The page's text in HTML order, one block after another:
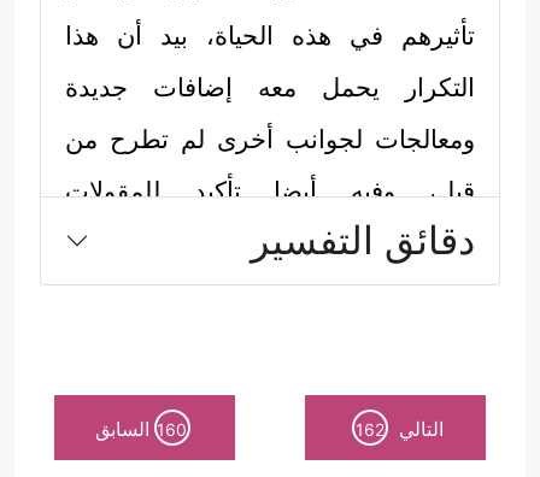
تأثيرهم في هذه الحياة، بيد أن هذا
التكرار يحمل معه إضافات جديدة
ومعالجات لجوانب أخرى لم تطرح من
قبل، وفيه أيضا تأكيد للمقولات
والمقدّمات الجوهرية التي ينبغي
استحضارها في كل مرة، أما المسائل
فهي:
أولًا: تجزئة الإيمان كفر، وهذا هو مدخل
دقائق التفسير
التالي 162
160 السابق